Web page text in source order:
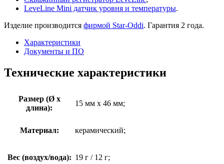
LeveLine Mini датчик уровня и температуры.
Изделие производится фирмой Star-Oddi. Гарантия 2 года.
Характеристики
Документы и ПО
Технические характеристики
Размер (Ø х
длина):
15 мм х 46 мм;
Материал: керамический;
Вес (воздух/вода): 19 г / 12 г;